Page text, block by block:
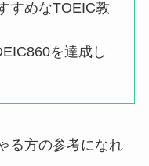
すめなTOEIC教
を達成し
る方の参考になれ